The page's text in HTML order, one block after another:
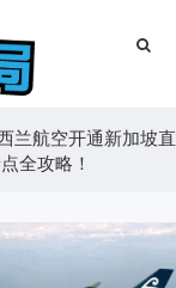
兰航空开通新加坡直
全攻略！